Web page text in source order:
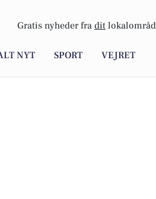
Gratis nyheder fra dit
NYT SPORT VEJRET